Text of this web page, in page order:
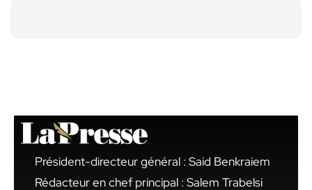
Président-directeur général : Said Benkraiem
Rédacteur en chef principal : Salem Trabelsi